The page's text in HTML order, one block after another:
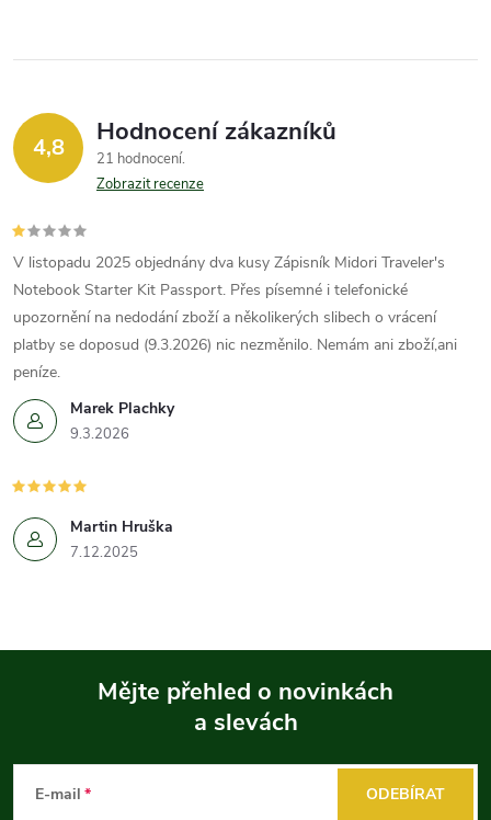
4,8 Hodnocení zákazníků
21 hodnocení
Zobrazit recenze
Marek Plachky
9.3.2026
V listopadu 2025 objednány dva kusy Zápisník Midori Traveler's
Notebook Starter Kit Passport. Přes písemné i telefonické
upozornění na nedodání zboží a několikerých slibech o vrácení
platby se doposud (9.3.2026) nic nezměnilo. Nemám ani zboží,ani
peníze.
Martin Hruška
7.12.2025
Mějte přehled o novinkách
a slevách
E-mail ODEBÍRAT